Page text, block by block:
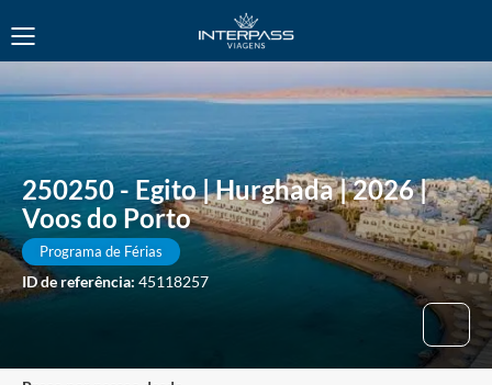
250250 - Egito | Hurghada | 2026 |
Voos do Porto
Programa de Férias
ID de referência: 45118257